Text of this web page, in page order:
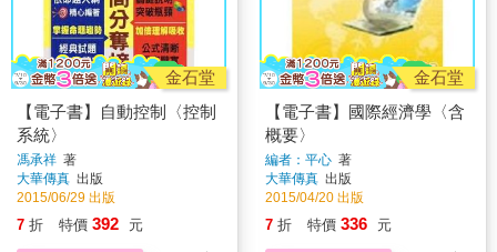
金石堂
【電子書】自動控制〈控制
系統〉
馮承祥 著
大華傳真 出版
2015/06/29 出版
7 折 特價 392 元
金石堂
【電子書】國際經濟學〈含
概要〉
編者：平心 著
大華傳真 出版
2015/04/20 出版
7 折 特價 336 元